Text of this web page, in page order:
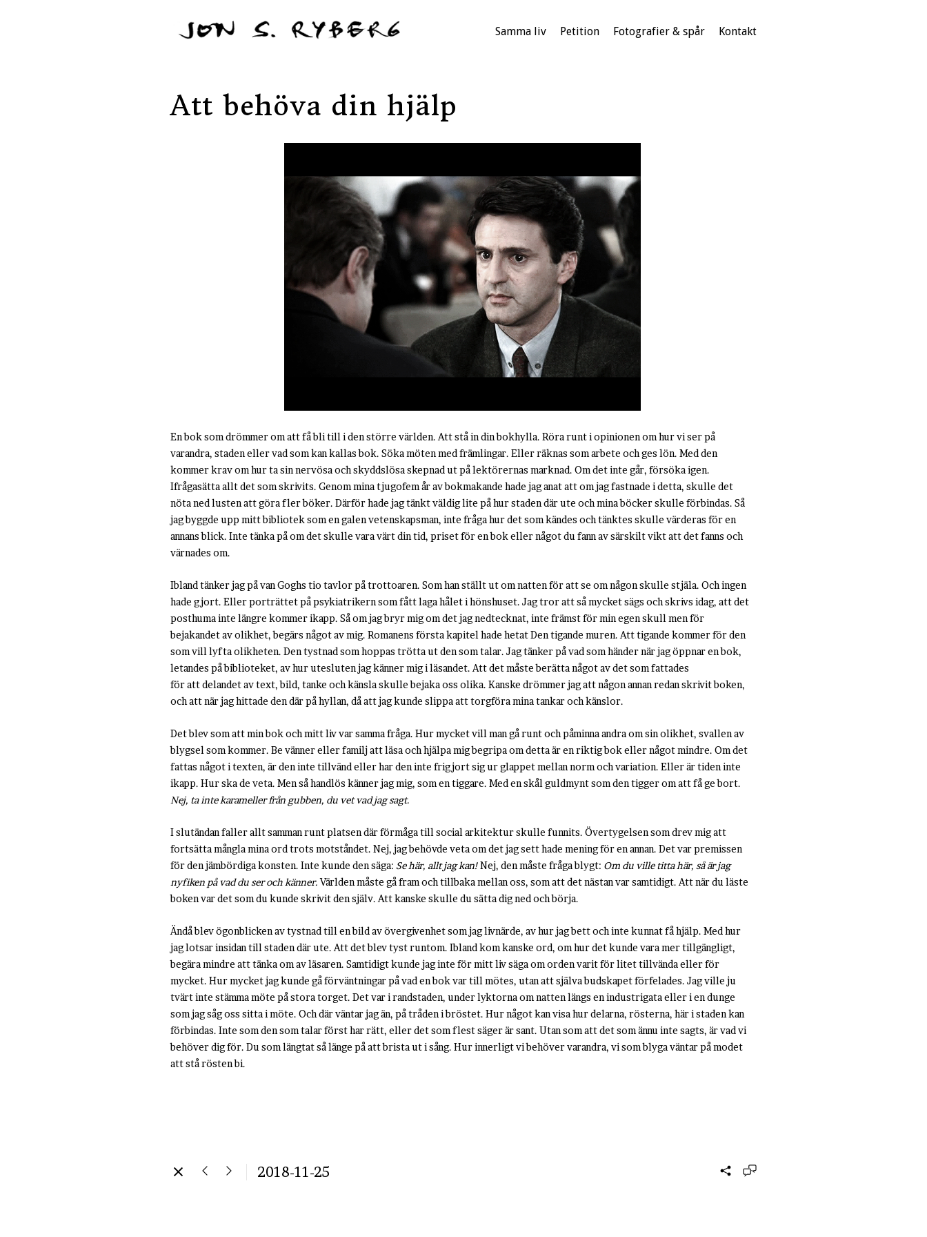
Samma liv Petition Fotografier & spår Kontakt
Att behöva din hjälp
En bok som drömmer om att få bli till i den större världen. Att stå in din bokhylla. Röra runt i opinionen om hur vi ser på
varandra, staden eller vad som kan kallas bok. Söka möten med främlingar. Eller räknas som arbete och ges lön. Med den
kommer krav om hur ta sin nervösa och skyddslösa skepnad ut på lektörernas marknad. Om det inte går, försöka igen.
Ifrågasätta allt det som skrivits. Genom mina tjugofem år av bokmakande hade jag anat att om jag fastnade i detta, skulle det
nöta ned lusten att göra fler böker. Därför hade jag tänkt väldig lite på hur staden där ute och mina böcker skulle förbindas. Så
jag byggde upp mitt bibliotek som en galen vetenskapsman, inte fråga hur det som kändes och tänktes skulle värderas för en
annans blick. Inte tänka på om det skulle vara värt din tid, priset för en bok eller något du fann av särskilt vikt att det fanns och
värnades om.
Ibland tänker jag på van Goghs tio tavlor på trottoaren. Som han ställt ut om natten för att se om någon skulle stjäla. Och ingen
hade gjort. Eller porträttet på psykiatrikern som fått laga hålet i hönshuset. Jag tror att så mycket sägs och skrivs idag, att det
posthuma inte längre kommer ikapp. Så om jag bryr mig om det jag nedtecknat, inte främst för min egen skull men för
bejakandet av olikhet, begärs något av mig. Romanens första kapitel hade hetat Den tigande muren. Att tigande kommer för den
som vill lyfta olikheten. Den tystnad som hoppas trötta ut den som talar. Jag tänker på vad som händer när jag öppnar en bok,
letandes på biblioteket, av hur utesluten jag känner mig i läsandet. Att det måste berätta något av det som fattades
för att delandet av text, bild, tanke och känsla skulle bejaka oss olika. Kanske drömmer jag att någon annan redan skrivit boken,
och att när jag hittade den där på hyllan, då att jag kunde slippa att torgföra mina tankar och känslor.
Det blev som att min bok och mitt liv var samma fråga. Hur mycket vill man gå runt och påminna andra om sin olikhet, svallen av
blygsel som kommer. Be vänner eller familj att läsa och hjälpa mig begripa om detta är en riktig bok eller något mindre. Om det
fattas något i texten, är den inte tillvänd eller har den inte frigjort sig ur glappet mellan norm och variation. Eller är tiden inte
ikapp. Hur ska de veta. Men så handlös känner jag mig, som en tiggare. Med en skål guldmynt som den tigger om att få ge bort.
Nej, ta inte karameller från gubben, du vet vad jag sagt.
I slutändan faller allt samman runt platsen där förmåga till social arkitektur skulle funnits. Övertygelsen som drev mig att
fortsätta mångla mina ord trots motståndet. Nej, jag behövde veta om det jag sett hade mening för en annan. Det var premissen
för den jämbördiga konsten. Inte kunde den säga: Se här, allt jag kan!Nej, den måste fråga blygt: Om du ville titta här, så är jag
nyfiken på vad du ser och känner.Världen måste gå fram och tillbaka mellan oss, som att det nästan var samtidigt. Att när du läste
boken var det som du kunde skrivit den själv. Att kanske skulle du sätta dig ned och börja.
Ändå blev ögonblicken av tystnad till en bild av övergivenhet som jag livnärde, av hur jag bett och inte kunnat få hjälp. Med hur
jag lotsar insidan till staden där ute. Att det blev tyst runtom. Ibland kom kanske ord, om hur det kunde vara mer tillgängligt,
begära mindre att tänka om av läsaren. Samtidigt kunde jag inte för mitt liv säga om orden varit för litet tillvända eller för
mycket. Hur mycket jag kunde gå förväntningar på vad en bok var till mötes, utan att själva budskapet förfelades. Jag ville ju
tvärt inte stämma möte på stora torget. Det var i randstaden, under lyktorna om natten längs en industrigata eller i en dunge
som jag såg oss sitta i möte. Och där väntar jag än, på tråden i bröstet. Hur något kan visa hur delarna, rösterna, här i staden kan
förbindas. Inte som den som talar först har rätt, eller det som flest säger är sant. Utan som att det som ännu inte sagts, är vad vi
behöver dig för. Du som längtat så länge på att brista ut i sång. Hur innerligt vi behöver varandra, vi som blyga väntar på modet
att stå rösten bi.
2018-11-25